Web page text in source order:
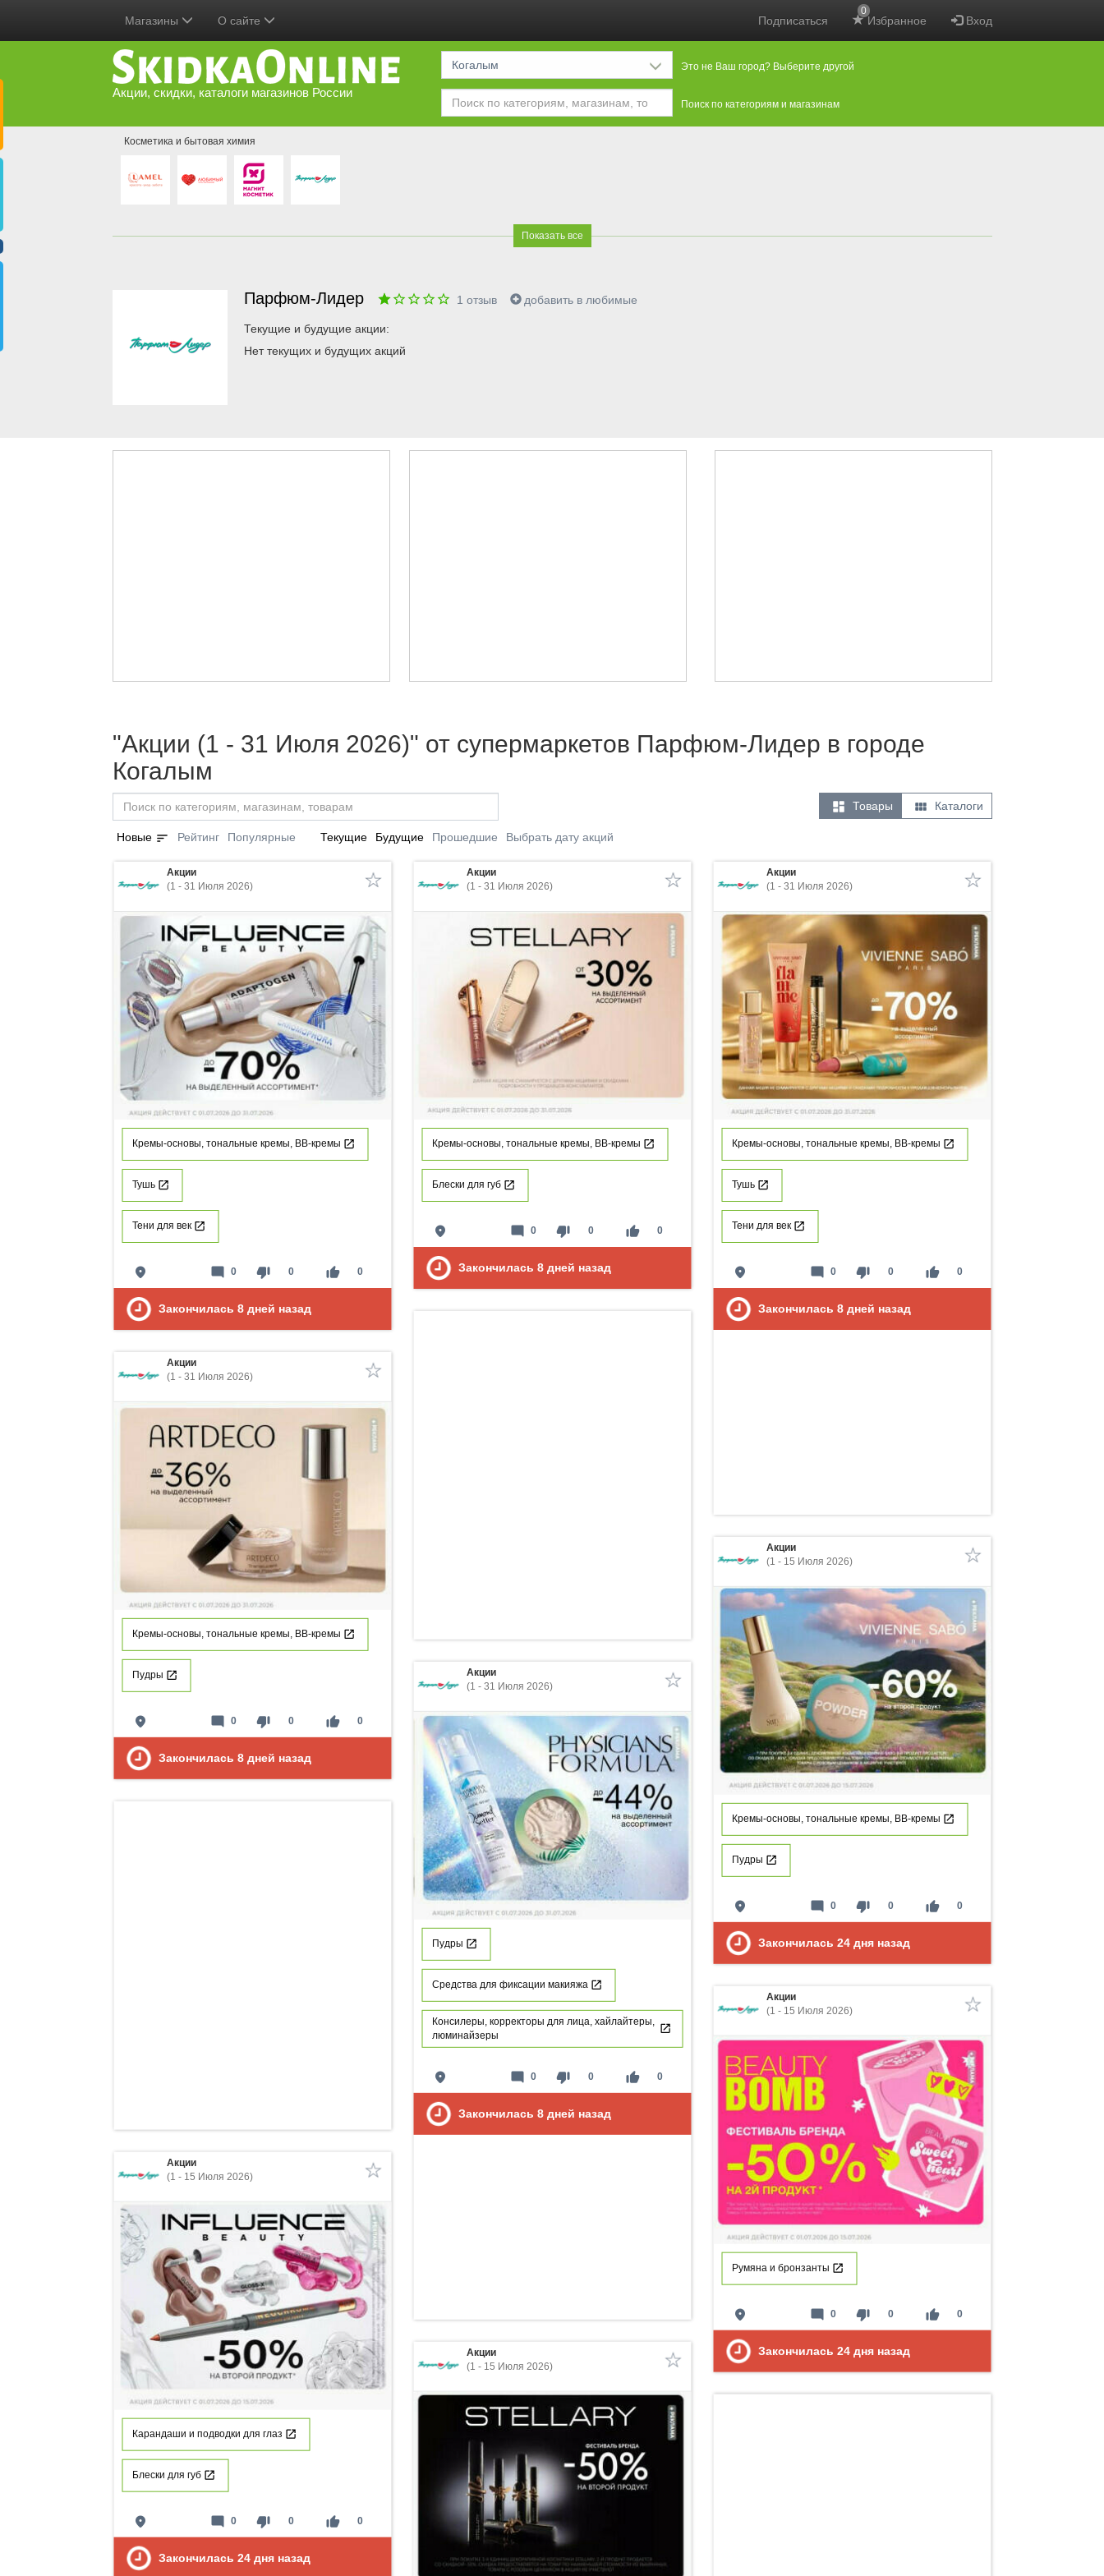
Подписаться Избранное
0
Вход
Магазины О сайте
Акции, скидки, каталоги магазинов России
Когалым Это не Ваш город? Выберите другой
Поиск по категориям и магазинам
Косметика и бытовая химия
Показать все
Парфюм-Лидер 1 отзыв добавить в любимые
Текущие и будущие акции:
Нет текущих и будущих акций
"Акции (1 - 31 Июля 2026)" от супермаркетов Парфюм-Лидер в городе
Когалым
 Товары  Каталоги
Новые sort Рейтинг Популярные Текущие Будущие Прошедшие Выбрать дату акций
Акции
(1 - 31 Июля 2026)
Кремы-основы, тональные кремы, ВВ-кремы
Тушь
Тени для век
place thumb_down 0 thumb_up 0
mode_comment 0
Закончилась 8 дней назад
Акции
(1 - 31 Июля 2026)
Кремы-основы, тональные кремы, ВВ-кремы
Блески для губ
place thumb_down 0 thumb_up 0
mode_comment 0
Закончилась 8 дней назад
Акции
(1 - 31 Июля 2026)
Кремы-основы, тональные кремы, ВВ-кремы
Тушь
Тени для век
place thumb_down 0 thumb_up 0
mode_comment 0
Закончилась 8 дней назад
Акции
(1 - 31 Июля 2026)
Кремы-основы, тональные кремы, ВВ-кремы
Пудры
place thumb_down 0 thumb_up 0
mode_comment 0
Закончилась 8 дней назад
Акции
(1 - 15 Июля 2026)
Кремы-основы, тональные кремы, ВВ-кремы
Пудры
place thumb_down 0 thumb_up 0
mode_comment 0
Закончилась 24 дня назад
Акции
(1 - 31 Июля 2026)
Пудры
Средства для фиксации макияжа
Консилеры, корректоры для лица, хайлайтеры,
люминайзеры
place thumb_down 0 thumb_up 0
mode_comment 0
Закончилась 8 дней назад
Акции
(1 - 15 Июля 2026)
Румяна и бронзанты
place thumb_down 0 thumb_up 0
mode_comment 0
Закончилась 24 дня назад
Акции
(1 - 15 Июля 2026)
Карандаши и подводки для глаз
Блески для губ
place thumb_down 0 thumb_up 0
mode_comment 0
Закончилась 24 дня назад
Акции
(1 - 15 Июля 2026)